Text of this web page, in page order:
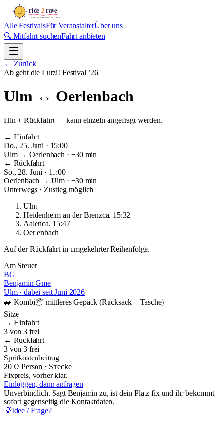
Alle FestivalsFür VeranstalterÜber uns
🔍 Mitfahrt suchenFahrt anbieten
← Zurück
Ab geht die Lutzi! Festival ’26
Ulm ↔ Oerlenbach
Hin + Rückfahrt — kann einzeln angefragt werden.
→ Hinfahrt
Do., 25. Juni · 15:00
Ulm → Oerlenbach · ±30 min
← Rückfahrt
So., 28. Juni · 11:00
Oerlenbach → Ulm · ±30 min
Unterwegs · Zustieg möglich
Ulm
Heidenheim an der Brenzca. 15:32
Aalenca. 15:47
Oerlenbach
Auf der Rückfahrt in umgekehrter Reihenfolge.
Am Steuer
BG
Benjamin Gme
Ulm · dabei seit Juni 2026
🚙 Kombi📦 mittleres Gepäck (Rucksack + Tasche)
Sitze
→ Hinfahrt
3 von 3 frei
← Rückfahrt
3 von 3 frei
Spritkostenbeitrag
20 €/ Person · Strecke
Fixpreis, vorher klar.
Einloggen, dann anfragen
Unverbindlich. Sagt Benjamin zu, ist dein Platz fix und ihr bekommt
sofort gegenseitig die Kontaktdaten.
💡Idee / Frage?